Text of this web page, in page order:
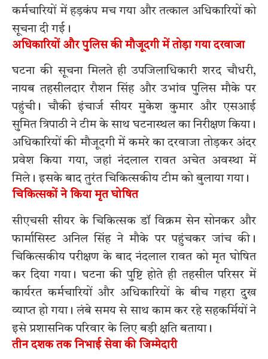
कर्मचारियों में हड़कंप मच गया और तत्काल अधिकारियों को
सूचना दी गई।
अधिकारियों और पुलिस की मौजूदगी में तोड़ा गया दरवाजा
घटना की सूचना मिलते ही उपजिलाधिकारी शरद चौधरी,
नायब तहसीलदार रौशन सिंह और उभांव पुलिस मौके पर
पहुंची। चौकी इंचार्ज सीयर मुकेश कुमार और एसआई
सुमित त्रिपाठी ने टीम के साथ घटनास्थल का निरीक्षण किया।
अधिकारियों की मौजूदगी में कमरे का दरवाजा तोड़कर अंदर
प्रवेश किया गया, जहां नंदलाल रावत अचेत अवस्था में
मिले। इसके बाद तुरंत चिकित्सकीय टीम को बुलाया गया।
चिकित्सकों ने किया मृत घोषित
सीएचसी सीयर के चिकित्सक डॉ विक्रम सेन सोनकर और
फार्मासिस्ट अनिल सिंह ने मौके पर पहुंचकर जांच की।
चिकित्सकीय परीक्षण के बाद नंदलाल रावत को मृत घोषित
कर दिया गया। घटना की पुष्टि होते ही तहसील परिसर में
कार्यरत कर्मचारियों और अधिकारियों के बीच गहरा दुख
व्याप्त हो गया। लंबे समय से साथ काम कर रहे सहकर्मियों ने
इसे प्रशासनिक परिवार के लिए बड़ी क्षति बताया।
तीन दशक तक निभाई सेवा की जिम्मेदारी